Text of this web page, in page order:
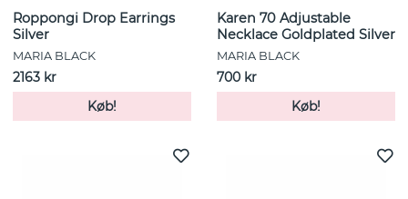
Roppongi Drop Earrings
Silver
MARIA BLACK
2163 kr
Køb!
Karen 70 Adjustable
Necklace Goldplated Silver
MARIA BLACK
700 kr
Køb!